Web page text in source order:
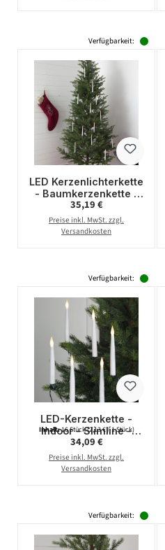
Verfügbarkeit:
LED Kerzenlichterkette
- Baumkerzenkette -
16 warmweiße LED - L:
7,5m - Batterie - Timer
- für Innen
Regulärer Preis:
35,19 €
Preise inkl. MwSt. zzgl.
Versandkosten
Verfügbarkeit:
LED-Kerzenkette -
Indoor - Slimline -
statische LED - L:
10,5m - H: 15cm - 16er
Set
Inhalt:16 Stück(2,13 € / 1 Stück)
Regulärer Preis:
34,09 €
Preise inkl. MwSt. zzgl.
Versandkosten
Verfügbarkeit: